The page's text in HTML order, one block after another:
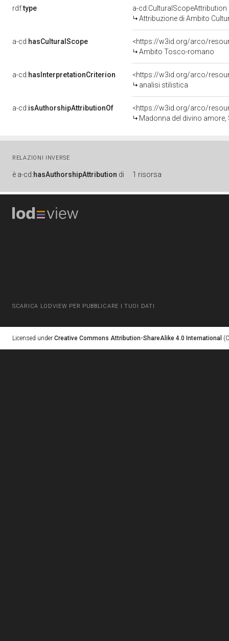
rdf:type
a-cd:CulturalScopeAttribution
Attribuzione di Ambito
a-cd:hasCulturalScope
<https://w3id.org/arco/
Ambito Tosco-romano
a-cd:hasInterpretationCriterion
<https://w3id.org/arco/
analisi stilistica
a-cd:isAuthorshipAttributionOf
<https://w3id.org/arco/
Madonna del divino amore, Sacra
RELAZIONI INVERSE
è a-cd:hasAuthorshipAttribution di 1 risorsa
SCARICA LODVIEW PER PUBBLICARE I TUOI DATI
Licensed under Creative Commons Attribution-ShareAlike 4.0 International